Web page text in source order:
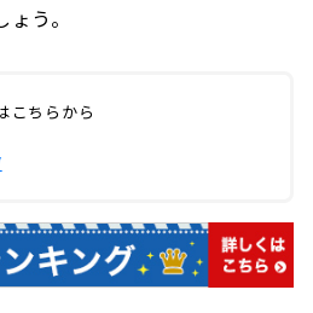
う。
こちらから